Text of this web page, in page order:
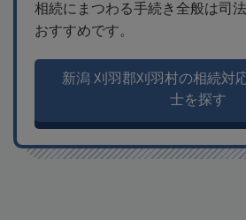
相続にまつわる手続き全般は司
おすすめです。
新潟 刈羽郡刈羽村の相続対
士を探す